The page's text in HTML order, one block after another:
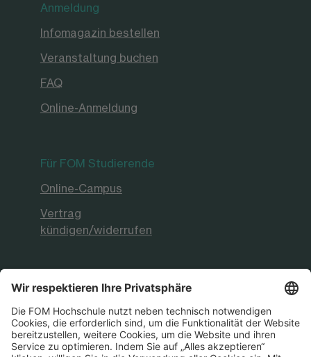
Anmeldung
Infomagazin bestellen
Veranstaltung buchen
FAQ
Online-Anmeldung
Für FOM Studierende
Online-Campus
Vertrag
kündigen/widerrufen
FOM Hochschule
Aktuelles & Presse
FOM International